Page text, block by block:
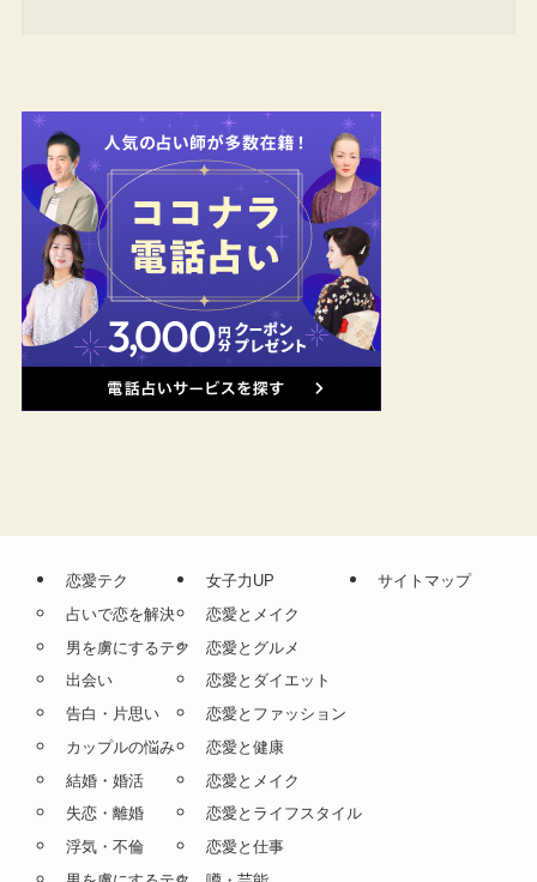
恋愛テク
占いで恋を解決
男を虜にするテク
出会い
告白・片思い
カップルの悩み
結婚・婚活
失恋・離婚
浮気・不倫
女子力UP
恋愛とメイク
恋愛とグルメ
恋愛とダイエット
恋愛とファッション
恋愛と健康
恋愛とメイク
恋愛とライフスタイル
恋愛と仕事
サイトマップ